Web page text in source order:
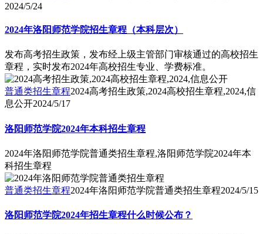
2024/5/24
2024年洛阳师范学院招生章程（本科层次）
发布高考招生政策，发布经上级主管部门审核通过的高校招生
章程，实时发布2024年高校招生专业、学费标准。
普通类招生章程2024高考招生政策,2024高校招生章程,2024,信
息公开2024/5/17
洛阳师范学院2024年本科招生章程
2024年洛阳师范学院普通类招生章程,洛阳师范学院2024年本
科招生章程
普通类招生章程2024年洛阳师范学院普通类招生章程2024/5/15
洛阳师范学院2024年招生章程什么时候公布？